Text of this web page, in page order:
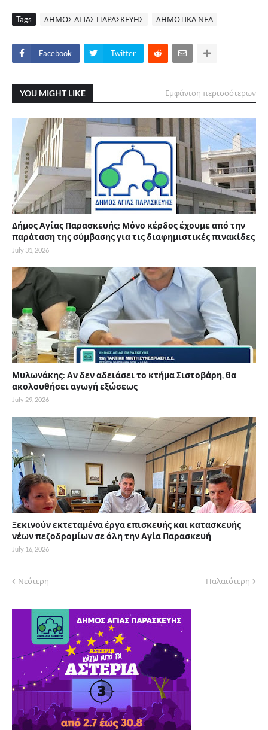
Tags ΔΗΜΟΣ ΑΓΙΑΣ ΠΑΡΑΣΚΕΥΗΣ ΔΗΜΟΤΙΚΑ ΝΕΑ
Facebook Twitter
YOU MIGHT LIKE Εμφάνιση περισσότερων
Δήμος Αγίας Παρασκευής: Μόνο κέρδος έχουμε από την
παράταση της σύμβασης για τις διαφημιστικές πινακίδες
July 31, 2026
Μυλωνάκης: Αν δεν αδειάσει το κτήμα Σιστοβάρη, θα
ακολουθήσει αγωγή εξώσεως
July 29, 2026
Ξεκινούν εκτεταμένα έργα επισκευής και κατασκευής
νέων πεζοδρομίων σε όλη την Αγία Παρασκευή
July 16, 2026
Νεότερη Παλαιότερη